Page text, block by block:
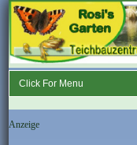
Anzeige